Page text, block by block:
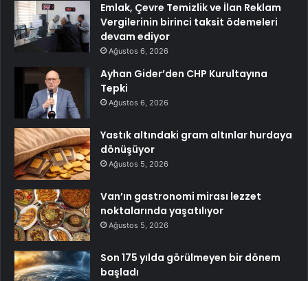
Emlak, Çevre Temizlik ve İlan Reklam
Vergilerinin birinci taksit ödemeleri
devam ediyor
Ağustos 6, 2026
Ayhan Gider’den CHP Kurultayına
Tepki
Ağustos 6, 2026
Yastık altındaki gram altınlar hurdaya
dönüşüyor
Ağustos 5, 2026
Van’ın gastronomi mirası lezzet
noktalarında yaşatılıyor
Ağustos 5, 2026
Son 175 yılda görülmeyen bir dönem
başladı